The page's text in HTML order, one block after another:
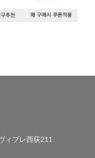
ィブレ西荻211